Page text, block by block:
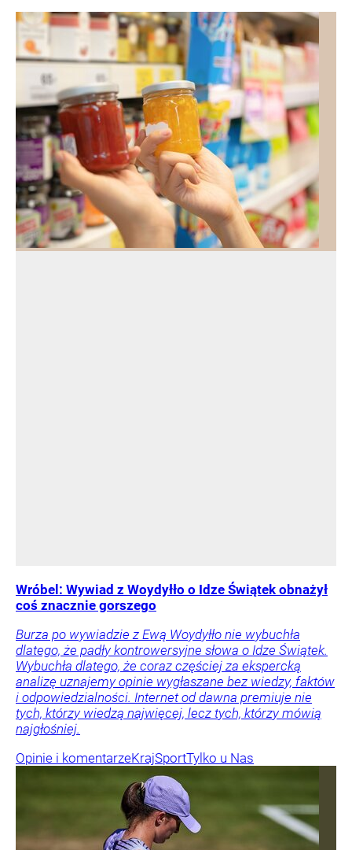
Wróbel: Wywiad z Woydyłło o Idze Świątek obnażył
coś znacznie gorszego
Burza po wywiadzie z Ewą Woydyłło nie wybuchła
dlatego, że padły kontrowersyjne słowa o Idze Świątek.
Wybuchła dlatego, że coraz częściej za ekspercką
analizę uznajemy opinie wygłaszane bez wiedzy, faktów
i odpowiedzialności. Internet od dawna premiuje nie
tych, którzy wiedzą najwięcej, lecz tych, którzy mówią
najgłośniej.
Opinie i komentarzeKrajSportTylko u Nas